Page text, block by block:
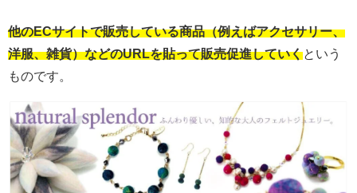
他のECサイトで販売している商品（例えばアクセサリー、
洋服、雑貨）などのURLを貼って販売促進していくという
ものです。